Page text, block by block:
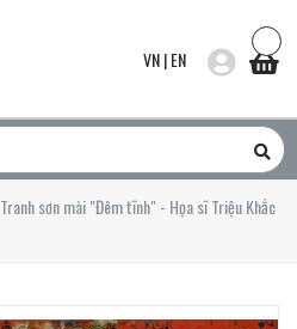
VN|EN
Tranh sơn mài "Đêm tĩnh" - Họa sĩ Triệu Khắc